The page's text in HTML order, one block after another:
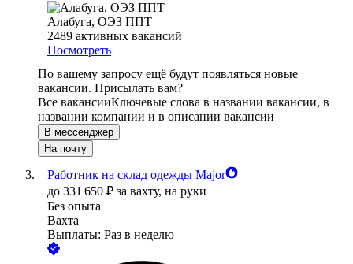
Алабуга, ОЭЗ ППТ
2489 активных вакансий
Посмотреть
По вашему запросу ещё будут появляться новые
вакансии. Присылать вам?
Все вакансииКлючевые слова в названии вакансии, в
названии компании и в описании вакансии
В мессенджер
На почту
Работник на склад одежды Major
до 331 650 ₽ за вахту, на руки
Без опыта
Вахта
Выплаты: Раз в неделю